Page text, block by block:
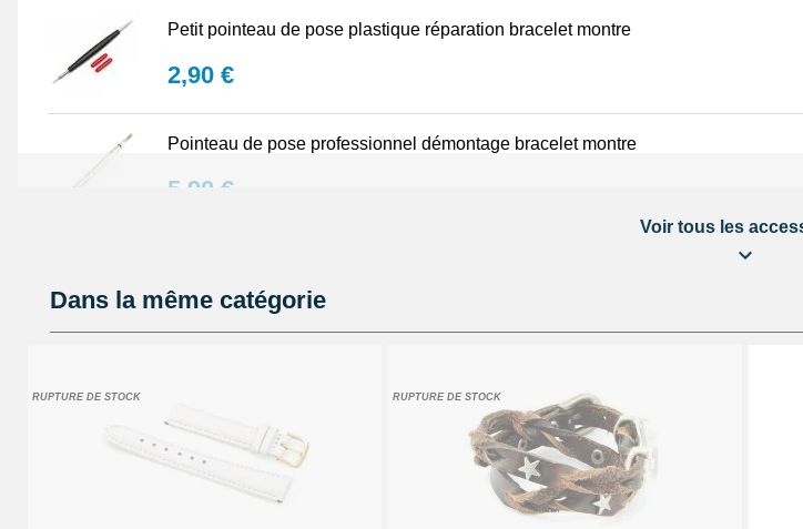
Petit pointeau de pose plastique réparation bracelet montre
2,90 €
Pointeau de pose professionnel démontage bracelet montre
5,90 €
32,90 €
4,90 €
Kit Réparation Bracelet Montre 2 Pompes au choix + 1 Pointeau de pose
Voir tous les
Dans la même catégorie
RUPTURE DE STOCK RUPTURE DE STOCK